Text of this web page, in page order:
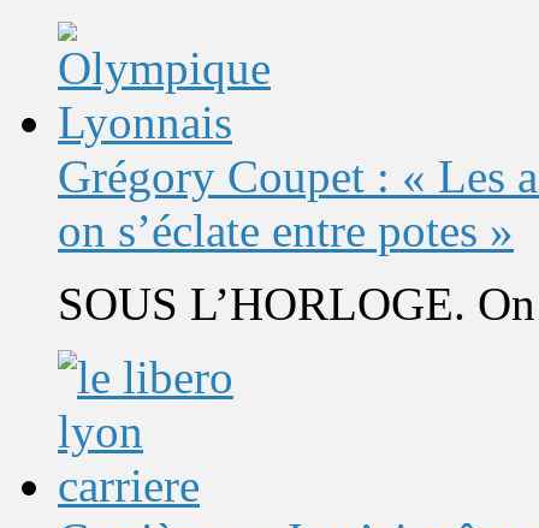
Grégory Coupet : « Les
on s’éclate entre potes »
SOUS L’HORLOGE.